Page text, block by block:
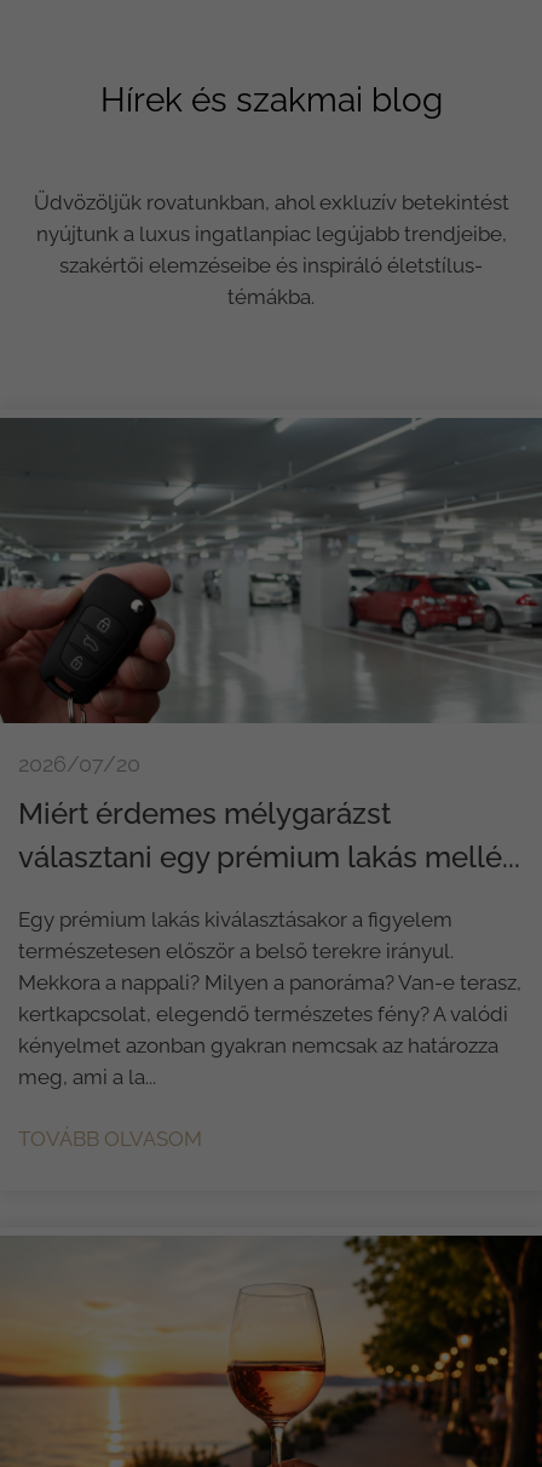
Hírek és szakmai blog
Üdvözöljük rovatunkban, ahol exkluzív betekintést
nyújtunk a luxus ingatlanpiac legújabb trendjeibe,
szakértői elemzéseibe és inspiráló életstílus-
témákba.
2026/07/20
Miért érdemes mélygarázst
választani egy prémium lakás mellé...
Egy prémium lakás kiválasztásakor a figyelem
természetesen először a belső terekre irányul.
Mekkora a nappali? Milyen a panoráma? Van-e terasz,
kertkapcsolat, elegendő természetes fény? A valódi
kényelmet azonban gyakran nemcsak az határozza
meg, ami a la...
TOVÁBB OLVASOM